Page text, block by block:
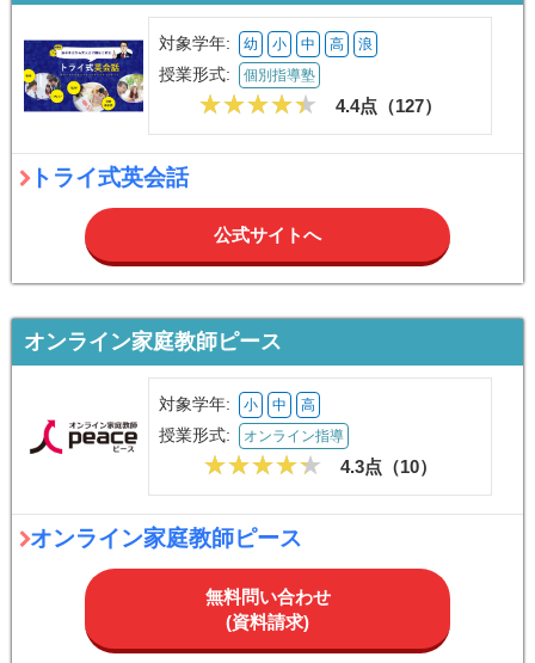
対象学年: 幼 小 中 高 浪
授業形式: 個別指導塾
4.4点（127）
トライ式英会話
公式サイトへ
オンライン家庭教師ピース
対象学年: 小 中 高
授業形式: オンライン指導
4.3点（10）
オンライン家庭教師ピース
無料問い合わせ
(資料請求)